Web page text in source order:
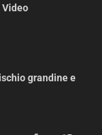
Video
grandine e